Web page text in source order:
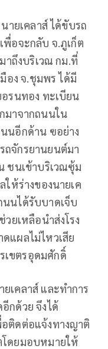
ายเคลาส์ ได้ขับรถ
พื่อจะกลับ จ.ภูเก็ต
าถึงบริเวณ กม.ที่
อง จ.ชุมพร ได้มี
รนทอง ทะเบียน
มาจากถนนใน
นอีกด้าน ฃอย่าง
ถจักรยานยนต์มา
ชนเข้าบริเวณซุ้ม
ให้ร่างของนายเค
นได้รับบาดเจ็บ
ยเหลือนำส่งโรง
แผลไม่ไหวเสีย
เขตรอุดมศักดิ์
เคลาส์ และทำการ
กด้วย จึงได้
ติดต่อแจ้งทางญาติ
ดยมอบหมายให้